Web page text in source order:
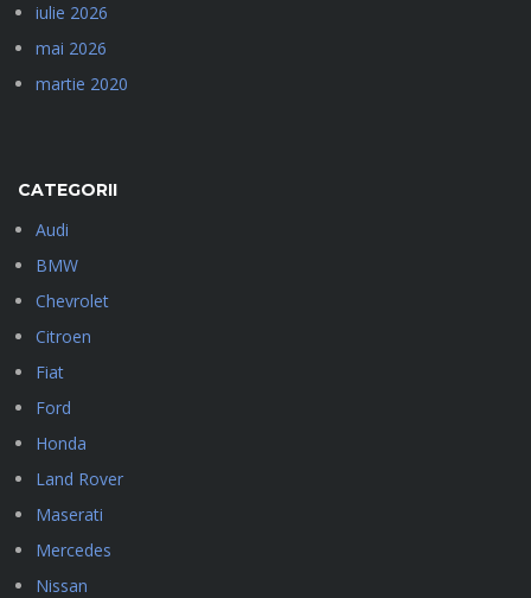
iulie 2026
mai 2026
martie 2020
CATEGORII
Audi
BMW
Chevrolet
Citroen
Fiat
Ford
Honda
Land Rover
Maserati
Mercedes
Nissan